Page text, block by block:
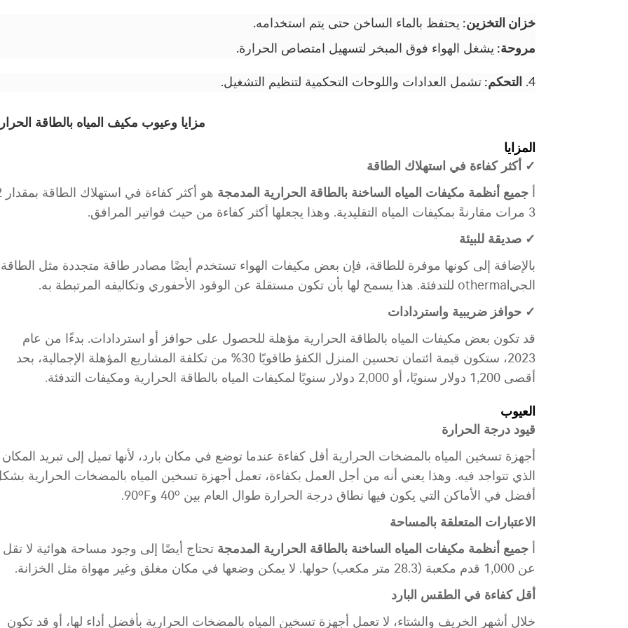
خزان التخزين: يحتفظ بالماء الساخن حتى يتم استخدامه.
مروحة: يشغل الهواء فوق المبخر لتسهيل امتصاص الحرارة.
4. التحكم: تشمل العدادات واللوحات التحكمية لتنظيم التشغيل.
مزايا وعيوب مكيف المياه بالطاقة
المزايا
✓ أكثر كفاءة في استهلاك الطاقة
أ جميع أنظمة مكيفات المياه الساخنة بالطاقة الحرارية المدمجة
3 مرات
مقارنةً بمكيفات المياه التقليدية. وهذا يجعلها أكثر كفاءة من حيث فواتير المرافق.
✓ صديقة للبيئة
بالإضافة إلى كونها موفرة للطاقة، فإن بعض مكيفات الهواء تستخدم أيضًا مصادر طاقة متجددة مثل الطاقة
الجيothermal للتدفئة. هذا يسمح لها بأن تكون مستقلة عن الوقود الأحفوري وتكاليفه المرتبطة به.
✓ حوافز ضريبية واستردادات
قد تكون بعض مكيفات المياه بالطاقة الحرارية مؤهلة للحصول على حوافز أو استردادات. بدءًا من عام
2023، ستكون قيمة ائتمان تحسين المنزل الكفؤ طاقويًا 30% من تكلفة المشاريع المؤهلة الإجمالية، بحد
أقصى 1,200 دولار سنويًا، أو 2,000 دولار سنويًا لمكيفات المياه بالطاقة الحرارية ومكيفات التدفئة.
العيوب
قيود درجة الحرارة
أجهزة تسخين المياه بالمضخات الحرارية أقل كفاءة عندما توضع في مكان بارد، لأنها تميل إلى تبريد المكان
الذي تتواجد فيه. وهذا يعني أنه من أجل العمل بكفاءة، تعمل أجهزة تسخين المياه بالمضخات الحرارية
أفضل في الأماكن التي يكون فيها نطاق درجة الحرارة طوال العام بين 40º و90ºF.
الاعتبارات المتعلقة بالمساحة
أ جميع أنظمة مكيفات المياه الساخنة بالطاقة الحرارية المدمجة تحتاج أيضًا إلى وجود مساحة هوائية لا تقل
عن 1,000 قدم مكعبة (28.3 متر مكعب) حولها. لا يمكن وضعها في مكان مغلق وغير مهواة مثل الخزانة.
أقل كفاءة في الطقس البارد
خلال أشهر الخريف والشتاء، لا تعمل أجهزة تسخين المياه بالمضخات الحرارية بأفضل أداء لها، أو قد تكون